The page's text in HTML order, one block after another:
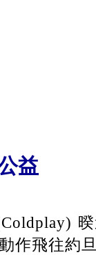
益
作飛往約